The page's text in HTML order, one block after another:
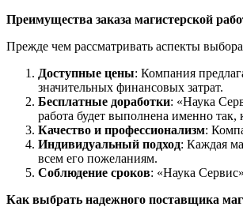
Преимущества заказа магистерской
Прежде чем рассматривать аспекты
Доступные цены: Компания
значительных финансовых затрат.
Бесплатные доработки: «Наука
работа будет выполнена именно так,
Качество и профессионализм:
Индивидуальный подход: Каждая
всем его пожеланиям.
Соблюдение сроков: «Наука
Как выбрать надежного поставщика